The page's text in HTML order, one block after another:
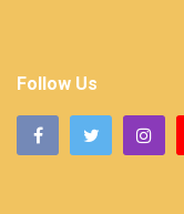
Follow Us